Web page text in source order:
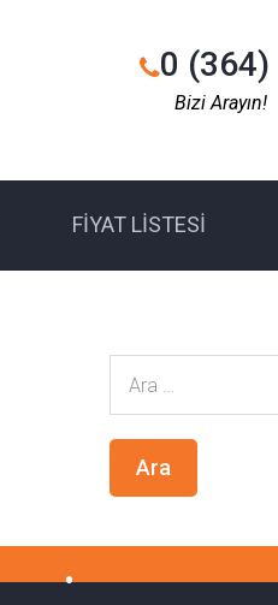
0 (364)
Bizi Arayın!
FIYAT LISTESI